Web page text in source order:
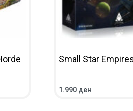
Small Star
1.990 ден